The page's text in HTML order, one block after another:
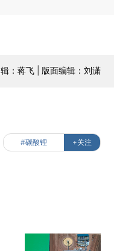
：蒋飞 | 版面编辑：刘潇
#碳酸锂 +关注